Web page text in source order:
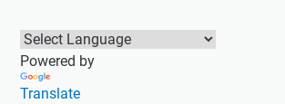
Powered by
Translate